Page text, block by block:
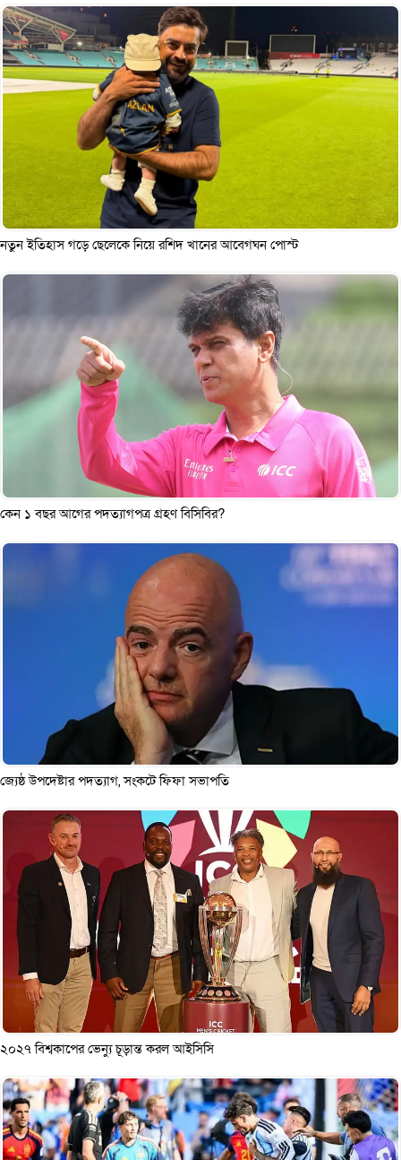
নতুন ইতিহাস গড়ে ছেলেকে নিয়ে রশিদ খানের আবেগঘন পোস্ট
কেন ১ বছর আগের পদত্যাগপত্র গ্রহণ বিসিবির?
জ্যেষ্ঠ উপদেষ্টার পদত্যাগ, সংকটে ফিফা সভাপতি
২০২৭ বিশ্বকাপের ভেন্যু চূড়ান্ত করল আইসিসি